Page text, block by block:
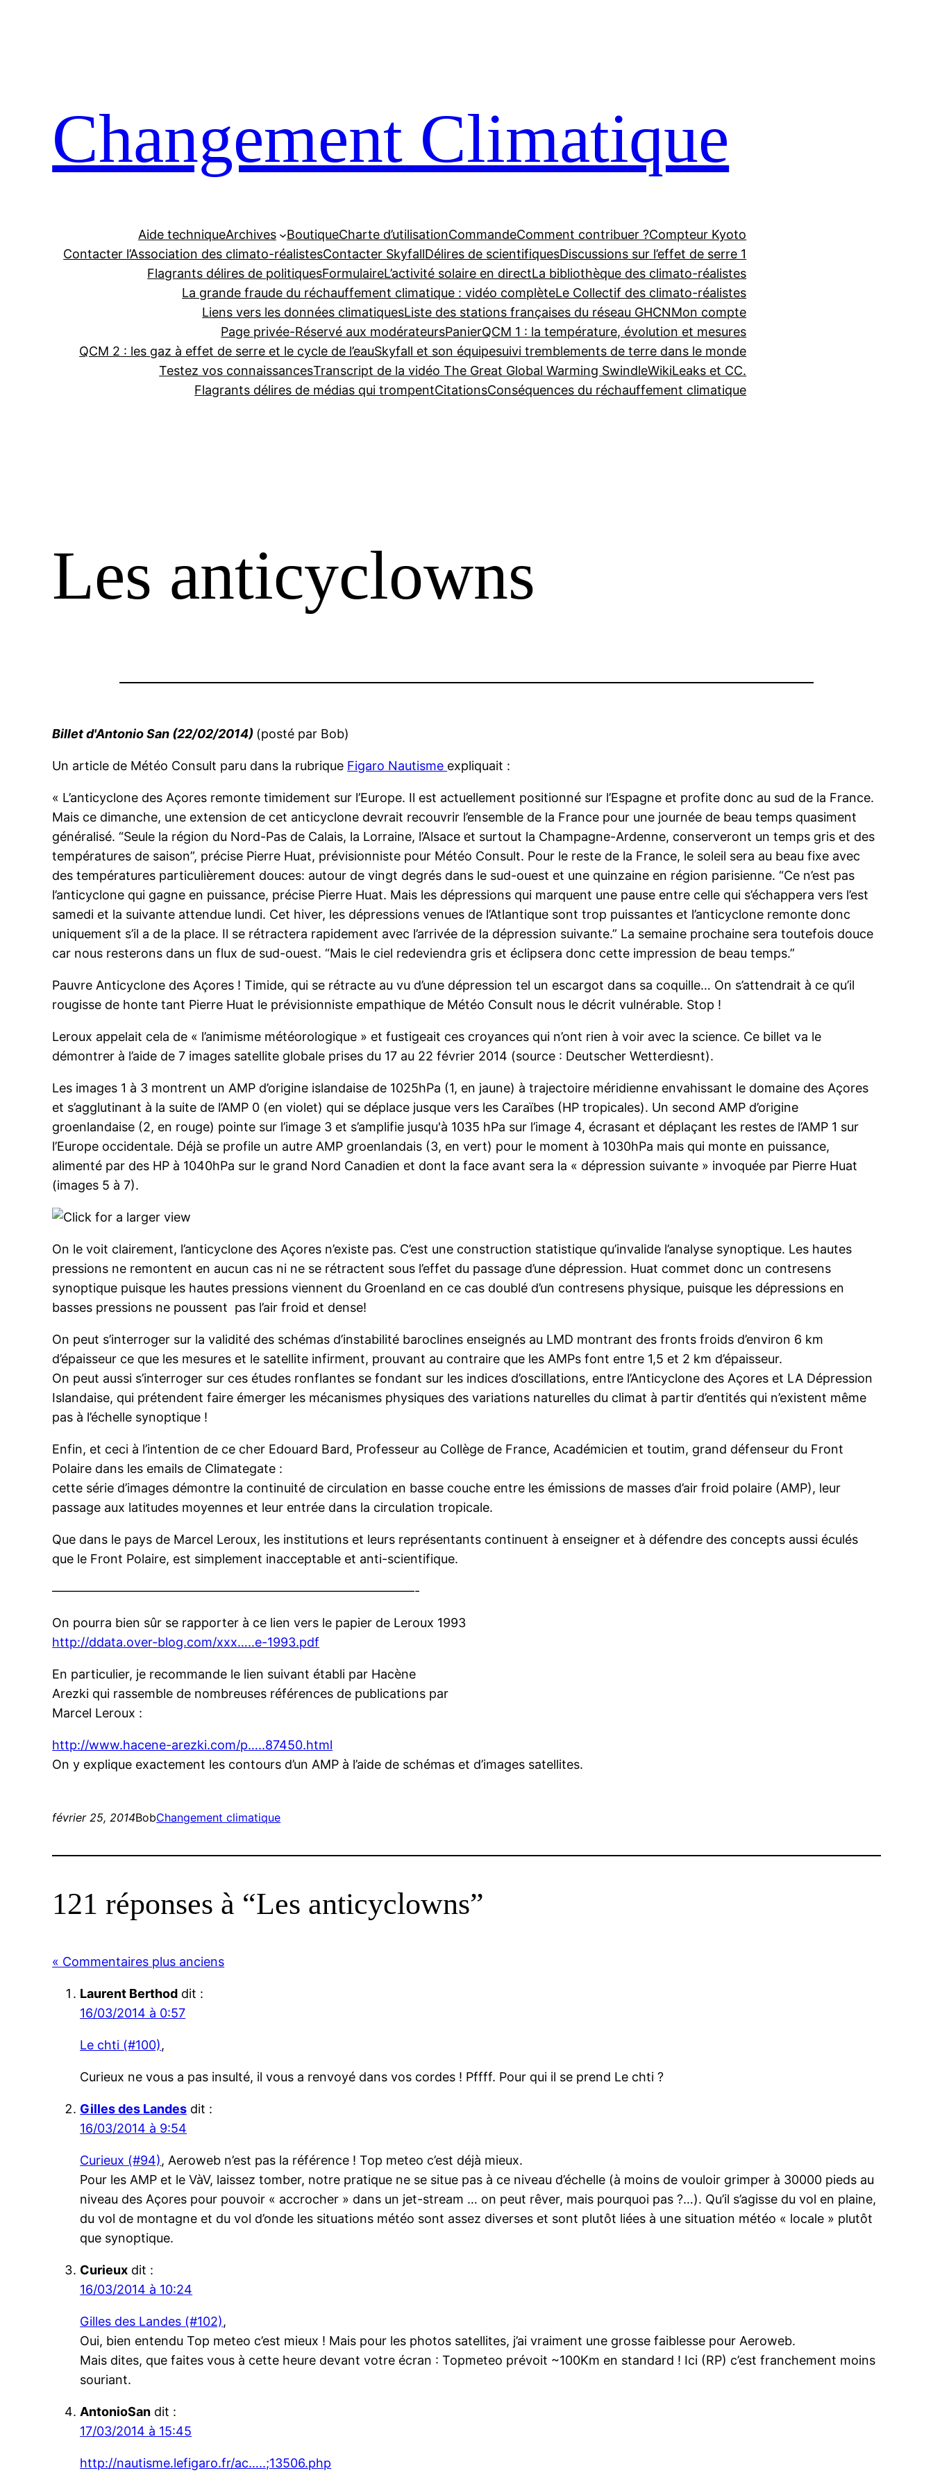
Changement Climatique
Aide techniqueArchives BoutiqueCharte d’utilisationCommandeComment contribuer ?Compteur Kyoto
Contacter l’Association des climato-réalistesContacter SkyfallDélires de scientifiquesDiscussions sur l’effet de serre 1
Flagrants délires de politiquesFormulaireL’activité solaire en directLa bibliothèque des climato-réalistes
La grande fraude du réchauffement climatique : vidéo complèteLe Collectif des climato-réalistes
Liens vers les données climatiquesListe des stations françaises du réseau GHCNMon compte
Page privée-Réservé aux modérateursPanierQCM 1 : la température, évolution et mesures
QCM 2 : les gaz à effet de serre et le cycle de l’eauSkyfall et son équipesuivi tremblements de terre dans le monde
Testez vos connaissancesTranscript de la vidéo The Great Global Warming SwindleWikiLeaks et CC.
Flagrants délires de médias qui trompentCitationsConséquences du réchauffement climatique
Les anticyclowns
Billet d'Antonio San (22/02/2014) (posté par Bob)
Un article de Météo Consult paru dans la rubrique Figaro Nautisme expliquait :
« L’anticyclone des Açores remonte timidement sur l’Europe. Il est actuellement positionné sur l’Espagne et profite donc au sud de la France.
Mais ce dimanche, une extension de cet anticyclone devrait recouvrir l’ensemble de la France pour une journée de beau temps quasiment
généralisé. “Seule la région du Nord-Pas de Calais, la Lorraine, l’Alsace et surtout la Champagne-Ardenne, conserveront un temps gris et des
températures de saison”, précise Pierre Huat, prévisionniste pour Météo Consult. Pour le reste de la France, le soleil sera au beau fixe avec
des températures particulièrement douces: autour de vingt degrés dans le sud-ouest et une quinzaine en région parisienne. “Ce n’est pas
l’anticyclone qui gagne en puissance, précise Pierre Huat. Mais les dépressions qui marquent une pause entre celle qui s’échappera vers l’est
samedi et la suivante attendue lundi. Cet hiver, les dépressions venues de l’Atlantique sont trop puissantes et l’anticyclone remonte donc
uniquement s’il a de la place. Il se rétractera rapidement avec l’arrivée de la dépression suivante.” La semaine prochaine sera toutefois douce
car nous resterons dans un flux de sud-ouest. “Mais le ciel redeviendra gris et éclipsera donc cette impression de beau temps.”
Pauvre Anticyclone des Açores ! Timide, qui se rétracte au vu d’une dépression tel un escargot dans sa coquille… On s’attendrait à ce qu’il
rougisse de honte tant Pierre Huat le prévisionniste empathique de Météo Consult nous le décrit vulnérable. Stop !
Leroux appelait cela de « l’animisme météorologique » et fustigeait ces croyances qui n’ont rien à voir avec la science. Ce billet va le
démontrer à l’aide de 7 images satellite globale prises du 17 au 22 février 2014 (source : Deutscher Wetterdiesnt).
Les images 1 à 3 montrent un AMP d’origine islandaise de 1025hPa (1, en jaune) à trajectoire méridienne envahissant le domaine des Açores
et s’agglutinant à la suite de l’AMP 0 (en violet) qui se déplace jusque vers les Caraïbes (HP tropicales). Un second AMP d’origine
groenlandaise (2, en rouge) pointe sur l’image 3 et s’amplifie jusqu'à 1035 hPa sur l’image 4, écrasant et déplaçant les restes de l’AMP 1 sur
l’Europe occidentale. Déjà se profile un autre AMP groenlandais (3, en vert) pour le moment à 1030hPa mais qui monte en puissance,
alimenté par des HP à 1040hPa sur le grand Nord Canadien et dont la face avant sera la « dépression suivante » invoquée par Pierre Huat
(images 5 à 7).
On le voit clairement, l’anticyclone des Açores n’existe pas. C’est une construction statistique qu’invalide l’analyse synoptique. Les hautes
pressions ne remontent en aucun cas ni ne se rétractent sous l’effet du passage d’une dépression. Huat commet donc un contresens
synoptique puisque les hautes pressions viennent du Groenland en ce cas doublé d’un contresens physique, puisque les dépressions en
basses pressions ne poussent pas l’air froid et dense!
On peut s’interroger sur la validité des schémas d’instabilité baroclines enseignés au LMD montrant des fronts froids d’environ 6 km
d’épaisseur ce que les mesures et le satellite infirment, prouvant au contraire que les AMPs font entre 1,5 et 2 km d’épaisseur.
On peut aussi s’interroger sur ces études ronflantes se fondant sur les indices d’oscillations, entre l’Anticyclone des Açores et LA Dépression
Islandaise, qui prétendent faire émerger les mécanismes physiques des variations naturelles du climat à partir d’entités qui n’existent même
pas à l’échelle synoptique !
Enfin, et ceci à l’intention de ce cher Edouard Bard, Professeur au Collège de France, Académicien et toutim, grand défenseur du Front
Polaire dans les emails de Climategate :
cette série d’images démontre la continuité de circulation en basse couche entre les émissions de masses d’air froid polaire (AMP), leur
passage aux latitudes moyennes et leur entrée dans la circulation tropicale.
Que dans le pays de Marcel Leroux, les institutions et leurs représentants continuent à enseigner et à défendre des concepts aussi éculés
que le Front Polaire, est simplement inacceptable et anti-scientifique.
—————————————————————————————-
On pourra bien sûr se rapporter à ce lien vers le papier de Leroux 1993
http://ddata.over-blog.com/xxx…..e-1993.pdf
En particulier, je recommande le lien suivant établi par Hacène
Arezki qui rassemble de nombreuses références de publications par
Marcel Leroux :
http://www.hacene-arezki.com/p…..87450.html
On y explique exactement les contours d’un AMP à l’aide de schémas et d’images satellites.
février 25, 2014BobChangement climatique
121 réponses à “Les anticyclowns”
« Commentaires plus anciens
Laurent Berthod dit :
16/03/2014 à 0:57
Le chti (#100),
Curieux ne vous a pas insulté, il vous a renvoyé dans vos cordes ! Pffff. Pour qui il se prend Le chti ?
Gilles des Landes dit :
16/03/2014 à 9:54
Curieux (#94), Aeroweb n’est pas la référence ! Top meteo c’est déjà mieux.
Pour les AMP et le VàV, laissez tomber, notre pratique ne se situe pas à ce niveau d’échelle (à moins de vouloir grimper à 30000 pieds au
niveau des Açores pour pouvoir « accrocher » dans un jet-stream … on peut rêver, mais pourquoi pas ?…). Qu’il s’agisse du vol en plaine,
du vol de montagne et du vol d’onde les situations météo sont assez diverses et sont plutôt liées à une situation météo « locale » plutôt
que synoptique.
Curieux dit :
16/03/2014 à 10:24
Gilles des Landes (#102),
Oui, bien entendu Top meteo c’est mieux ! Mais pour les photos satellites, j’ai vraiment une grosse faiblesse pour Aeroweb.
Mais dites, que faites vous à cette heure devant votre écran : Topmeteo prévoit ~100Km en standard ! Ici (RP) c’est franchement moins
souriant.
AntonioSan dit :
17/03/2014 à 15:45
http://nautisme.lefigaro.fr/ac…..;13506.php